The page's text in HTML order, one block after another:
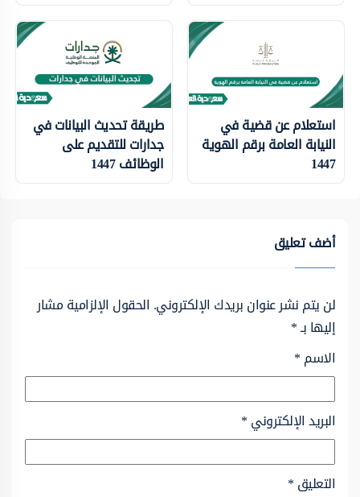
استعلام عن قضية في
النيابة العامة برقم الهوية
1447
طريقة تحديث البيانات في
جدارات للتقديم على
الوظائف 1447
أضف تعليق
لن يتم نشر عنوان بريدك الإلكتروني. الحقول الإلزامية مشار
إليها بـ*
الاسم*
البريد الإلكتروني*
التعليق*